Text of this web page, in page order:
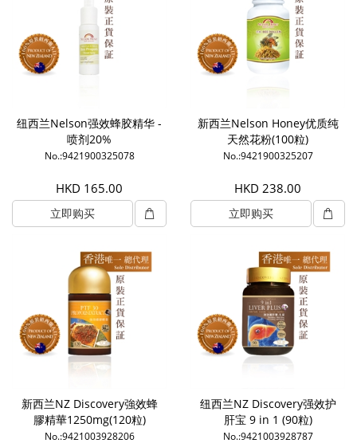
纽西兰Nelson强效蜂胶精华 -
喷剂20%
No.:9421900325078
HKD 165.00
立即购买
新西兰Nelson Honey优质纯
天然花粉(100粒)
No.:9421900325207
HKD 238.00
立即购买
新西兰NZ Discovery強效蜂
膠精華1250mg(120粒)
No.:9421003928206
纽西兰NZ Discovery强效护
肝宝 9 in 1 (90粒)
No.:9421003928787